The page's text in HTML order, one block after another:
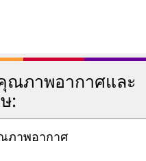
ณภาพอากาศและ
:
ภาพอากาศ